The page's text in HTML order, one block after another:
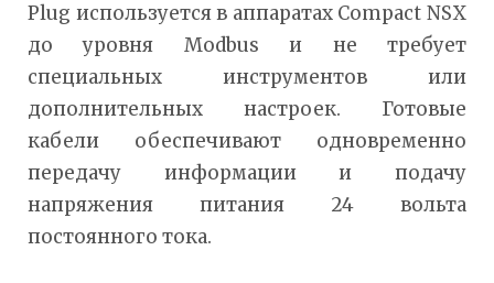
Plug используется в аппаратах Compact NSX
до уровня Modbus и не требует
специальных инструментов или
дополнительных настроек. Готовые
кабели обеспечивают одновременно
передачу информации и подачу
напряжения питания 24 вольта
постоянного тока.